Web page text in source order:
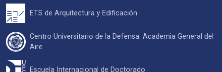
ETS de Arquitectura y Edificación
Centro Universitario de la Defensa. Academia General del
Aire
Escuela Internacional de Doctorado